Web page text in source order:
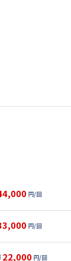
円/回
に含める
円/回
22,000 円/回